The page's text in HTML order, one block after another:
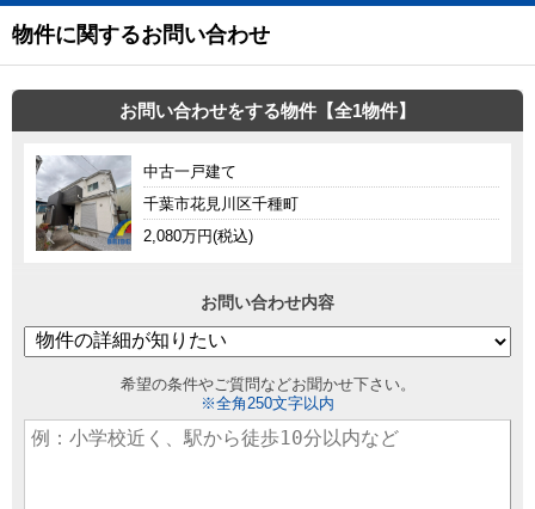
物件に関するお問い合わせ
お問い合わせをする物件【全1物件】
中古一戸建て
千葉市花見川区千種町
2,080万円(税込)
お問い合わせ内容
希望の条件やご質問などお聞かせ下さい。
※全角250文字以内